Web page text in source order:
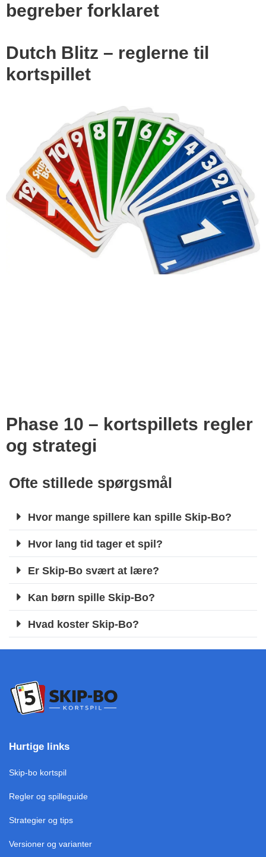
begreber forklaret
Dutch Blitz – reglerne til
kortspillet
Phase 10 – kortspillets regler
og strategi
Ofte stillede spørgsmål
Hvor mange spillere kan spille Skip-Bo?
Hvor lang tid tager et spil?
Er Skip-Bo svært at lære?
Kan børn spille Skip-Bo?
Hvad koster Skip-Bo?
Hurtige links
Skip-bo kortspil
Regler og spilleguide
Strategier og tips
Versioner og varianter